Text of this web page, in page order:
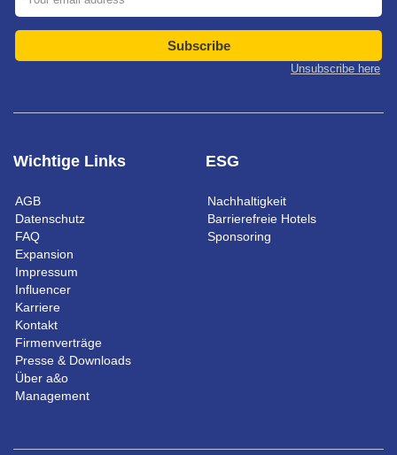
Wichtige Links
AGB
Datenschutz
FAQ
Expansion
Impressum
Influencer
Karriere
Kontakt
Firmenverträge
Presse & Downloads
Über a&o
Management
ESG
Nachhaltigkeit
Barrierefreie Hotels
Sponsoring
Subscribe
Unsubscribe here